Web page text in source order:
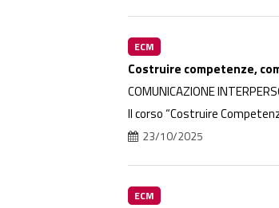
ECM
Costruire competenze,
COMUNICAZIONE
Il corso “Costruire
23/10/2025
ECM